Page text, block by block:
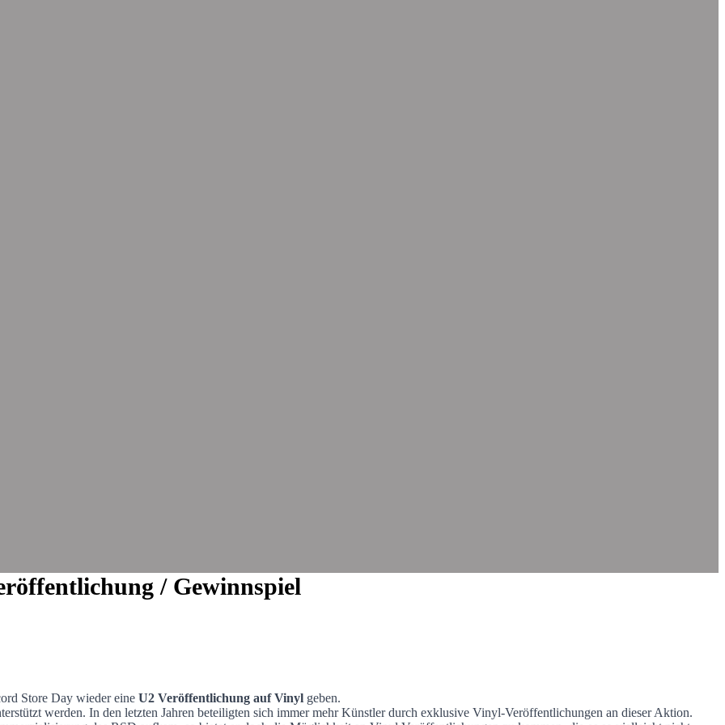
/ Gewinnspiel
Store Day wieder eine U2 Veröffentlichung auf Vinyl geben.
werden. In den letzten Jahren beteiligten sich immer mehr Künstler durch exklusive Vinyl-Veröffentlichungen an dieser Aktion.